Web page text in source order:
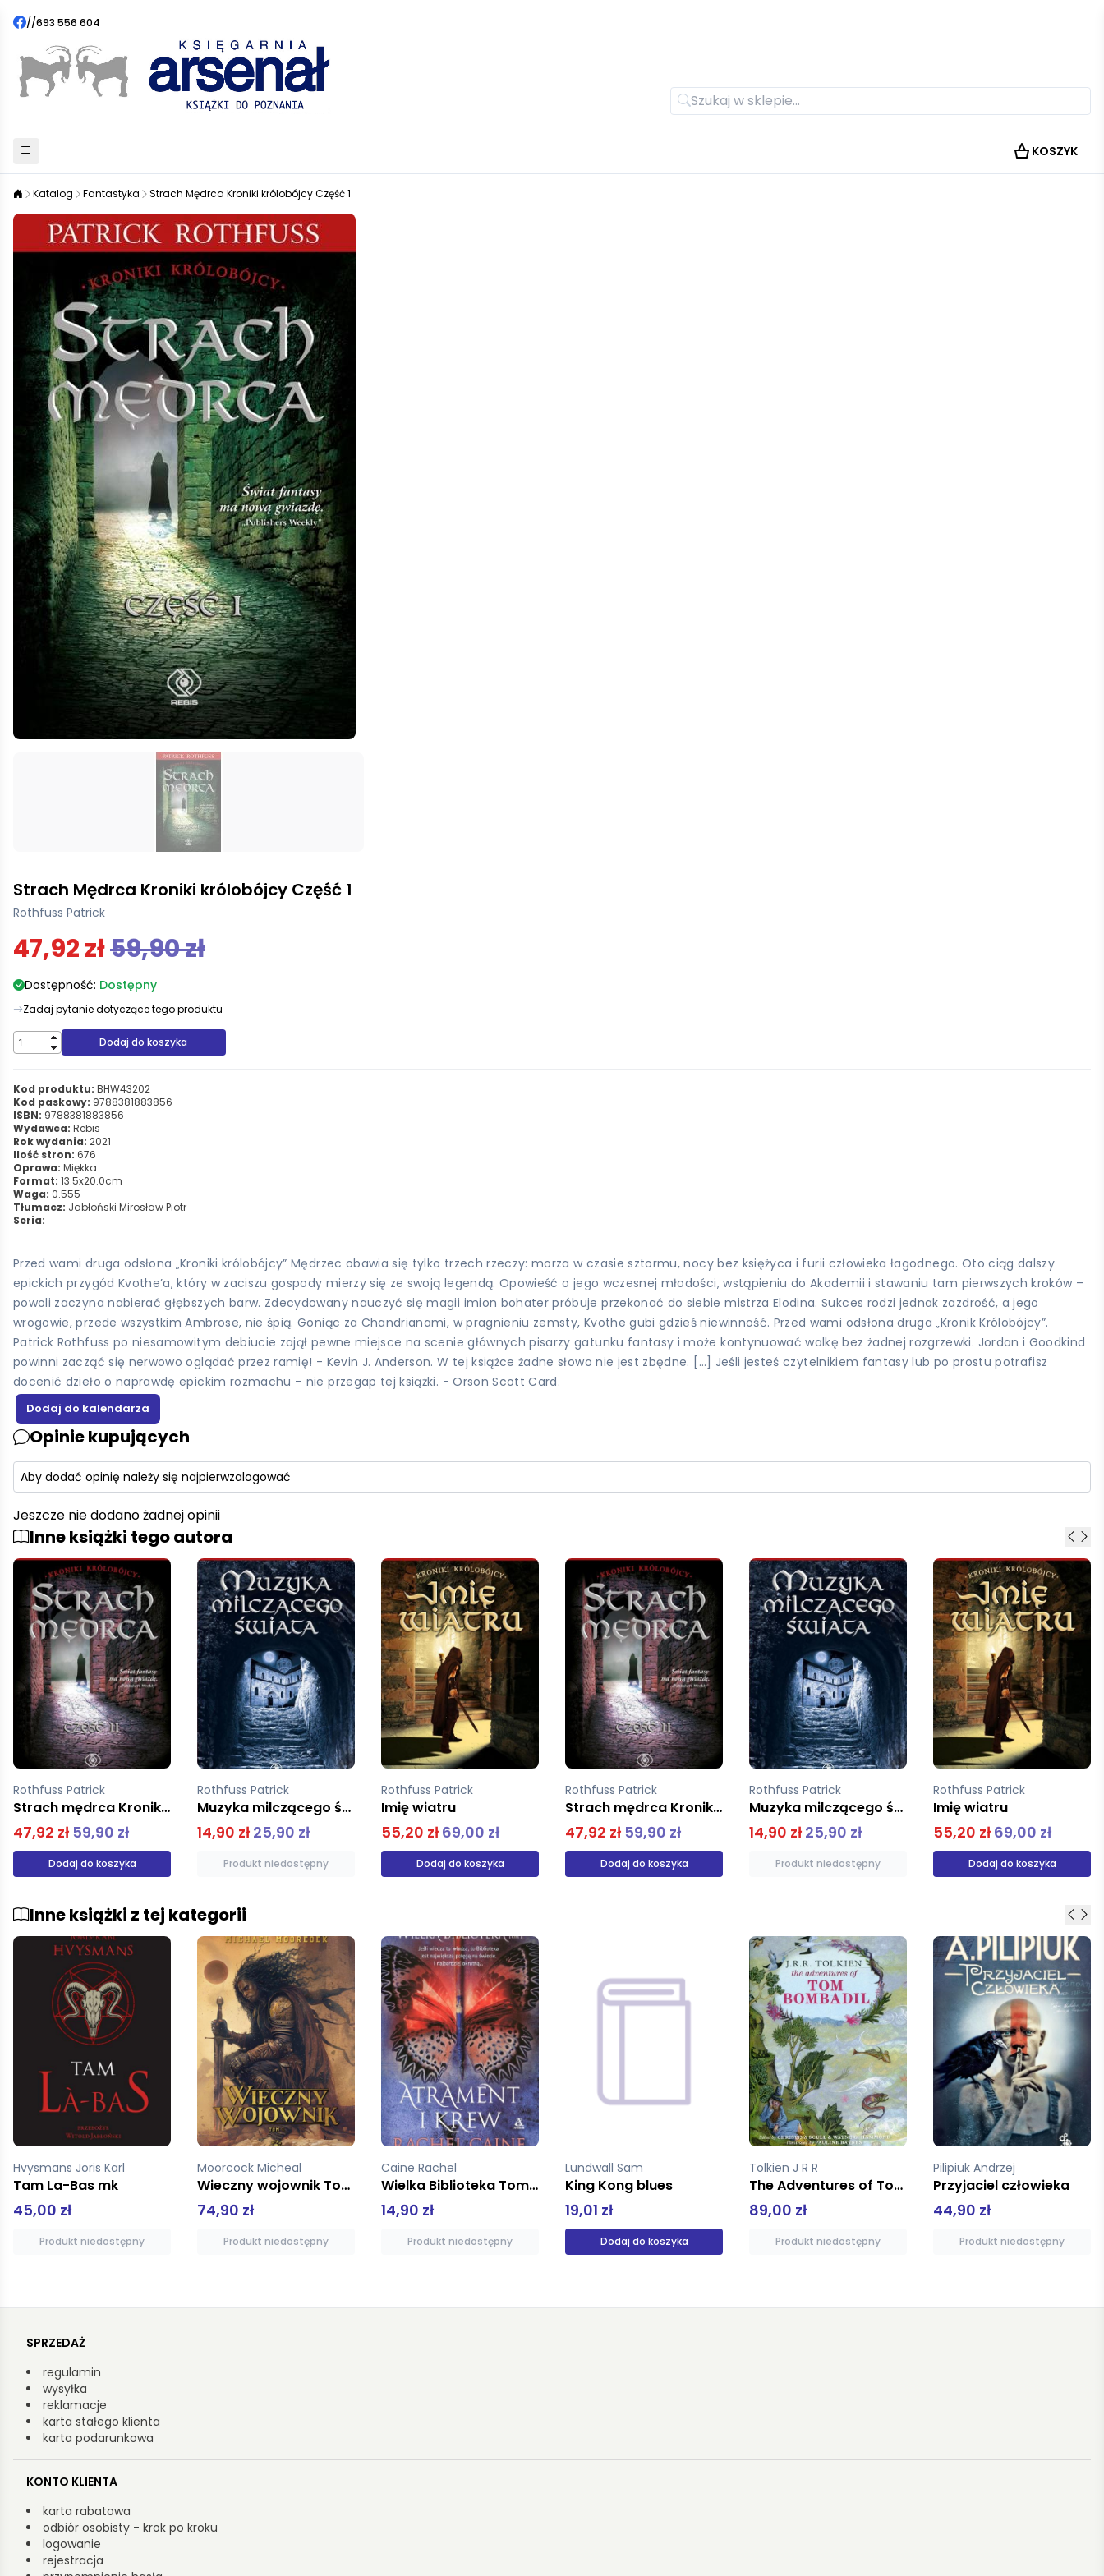
//693 556 604
KOSZYK
Katalog Fantastyka Strach Mędrca Kroniki królobójcy Część 1
Strach Mędrca Kroniki królobójcy Część 1
Rothfuss Patrick
47,92 zł59,90 zł
Dostępność: Dostępny
Zadaj pytanie dotyczące tego produktu
Dodaj do koszyka
Kod produktu: BHW43202
Kod paskowy: 9788381883856
ISBN: 9788381883856
Wydawca: Rebis
Rok wydania: 2021
Ilość stron: 676
Oprawa: Miękka
Format: 13.5x20.0cm
Waga: 0.555
Tłumacz: Jabłoński Mirosław Piotr
Seria:
Przed wami druga odsłona „Kroniki królobójcy” Mędrzec obawia się tylko trzech rzeczy: morza w czasie sztormu, nocy bez księżyca i furii człowieka łagodnego. Oto ciąg dalszy
epickich przygód Kvothe’a, który w zaciszu gospody mierzy się ze swoją legendą. Opowieść o jego wczesnej młodości, wstąpieniu do Akademii i stawaniu tam pierwszych kroków –
powoli zaczyna nabierać głębszych barw. Zdecydowany nauczyć się magii imion bohater próbuje przekonać do siebie mistrza Elodina. Sukces rodzi jednak zazdrość, a jego
wrogowie, przede wszystkim Ambrose, nie śpią. Goniąc za Chandrianami, w pragnieniu zemsty, Kvothe gubi gdzieś niewinność. Przed wami odsłona druga „Kronik Królobójcy”.
Patrick Rothfuss po niesamowitym debiucie zajął pewne miejsce na scenie głównych pisarzy gatunku fantasy i może kontynuować walkę bez żadnej rozgrzewki. Jordan i Goodkind
powinni zacząć się nerwowo oglądać przez ramię! - Kevin J. Anderson. W tej książce żadne słowo nie jest zbędne. […] Jeśli jesteś czytelnikiem fantasy lub po prostu potrafisz
docenić dzieło o naprawdę epickim rozmachu – nie przegap tej książki. - Orson Scott Card.
Opinie kupujących
Aby dodać opinię należy się najpierwzalogować
Jeszcze nie dodano żadnej opinii
Inne książki tego autora
Rothfuss Patrick
Muzyka milczącego świata
14,90 zł 25,90 zł
Produkt niedostępny
Rothfuss Patrick
Imię wiatru
55,20 zł69,00 zł
Dodaj do koszyka
Rothfuss Patrick
47,92 zł 59,90 zł
Dodaj do koszyka
Rothfuss Patrick
Muzyka milczącego świata
14,90 zł 25,90 zł
Produkt niedostępny
Rothfuss Patrick
Imię wiatru
55,20 zł69,00 zł
Dodaj do koszyka
Rothfuss Patrick
47,92 zł 59,90 zł
Dodaj do koszyka
Inne książki z tej kategorii
Moorcock Micheal
74,90 zł
Produkt niedostępny
Caine Rachel
Wielka Biblioteka Tom 1 Atrament i krew
14,90 zł
Produkt niedostępny
Lundwall Sam
King Kong blues
19,01 zł
Dodaj do koszyka
Tolkien J R R
89,00 zł
Produkt niedostępny
Pilipiuk Andrzej
Przyjaciel człowieka
44,90 zł
Produkt niedostępny
praca zbiorowa
Prace w drewnie
89,00 zł
Produkt niedostępny
SPRZEDAŻ
regulamin
wysyłka
reklamacje
karta stałego klienta
karta podarunkowa
KONTO KLIENTA
karta rabatowa
odbiór osobisty - krok po kroku
logowanie
rejestracja